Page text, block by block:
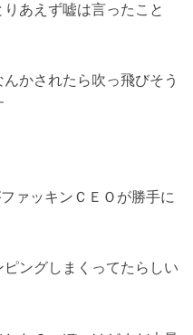
あえず嘘は言ったこと
かされたら吹っ飛びそう
ァッキンＣＥＯが勝手に
ングしまくってたらしい